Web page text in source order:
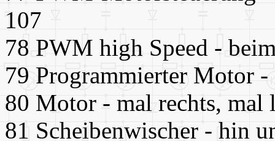
107
78 PWM high Speed -
79 Programmierter Motor
80 Motor - mal rechts, mal
81 Scheibenwischer - hin